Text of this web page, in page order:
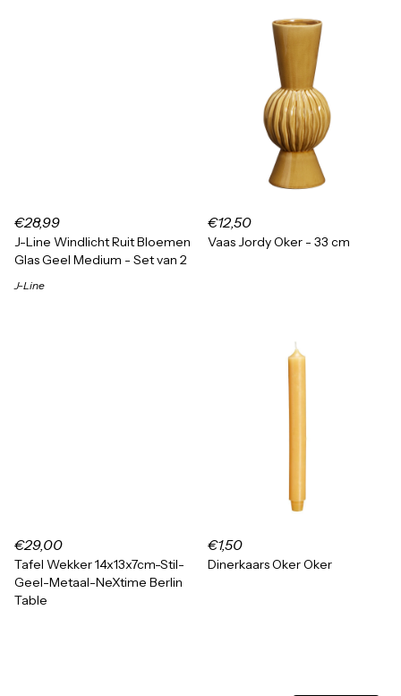
€28,99
J-Line Windlicht Ruit Bloemen
Glas Geel Medium - Set van 2
J-Line
€12,50
Vaas Jordy Oker - 33 cm
€29,00
Tafel Wekker 14x13x7cm-Stil-
Geel-Metaal-NeXtime Berlin
Table
€1,50
Dinerkaars Oker Oker